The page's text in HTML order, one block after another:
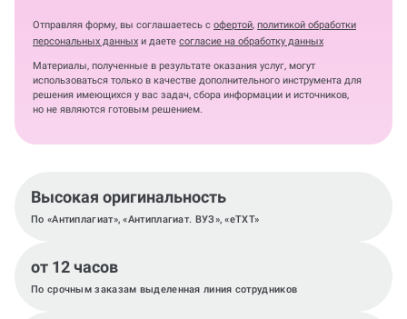
Отправляя форму, вы соглашаетесь с офертой, политикой обработки
персональных данных и даете согласие на обработку данных
Материалы, полученные в результате оказания услуг, могут
использоваться только в качестве дополнительного инструмента для
решения имеющихся у вас задач, сбора информации и источников,
но не являются готовым решением.
Высокая оригинальность
По «Антиплагиат», «Антиплагиат. ВУЗ», «eTXT»
от 12 часов
По срочным заказам выделенная линия сотрудников